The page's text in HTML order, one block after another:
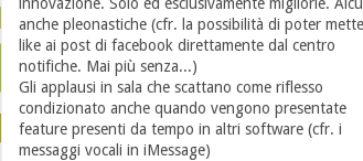
innovazione. Solo ed esclusivamente migliorie.
anche pleonastiche (cfr. la possibilità di poter
like ai post di facebook direttamente dal centro
notifiche. Mai più senza...)
Gli applausi in sala che scattano come riflesso
condizionato anche quando vengono presentate
feature presenti da tempo in altri software (cfr. i
messaggi vocali in iMessage)